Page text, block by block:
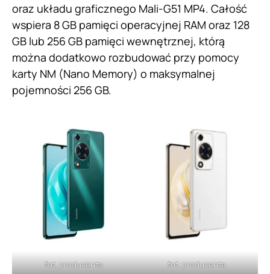
oraz układu graficznego Mali-G51 MP4. Całość
wspiera 8 GB pamięci operacyjnej RAM oraz 128
GB lub 256 GB pamięci wewnętrznej, którą
można dodatkowo rozbudować przy pomocy
karty NM (Nano Memory) o maksymalnej
pojemności 256 GB.
fot. producenta fot. producenta